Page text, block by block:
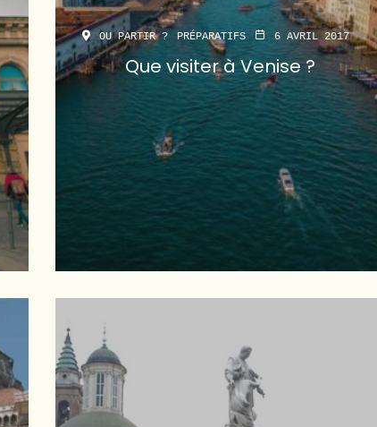
OU PARTIR ? PRÉPARATIFS 6 AVRIL 2017
Que visiter à Venise ?